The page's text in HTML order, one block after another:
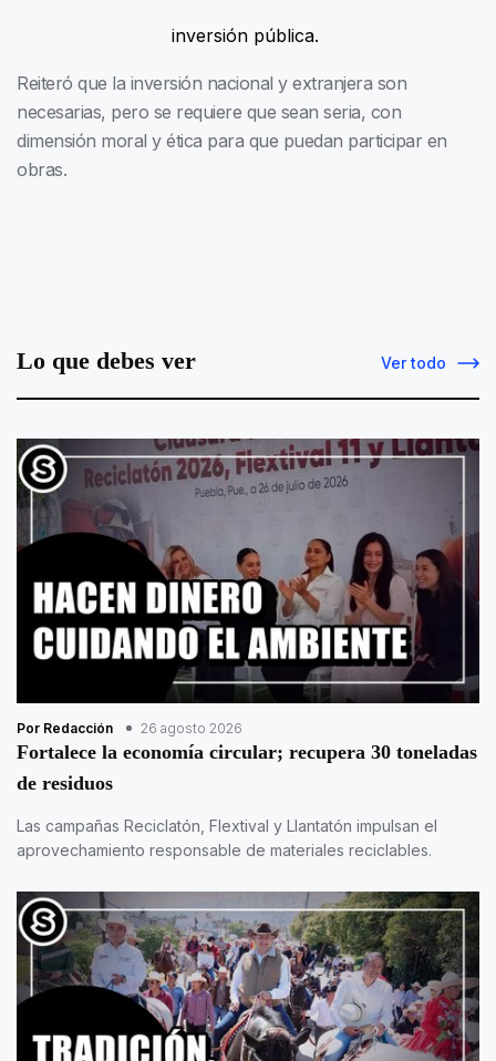
inversión pública.
Reiteró que la inversión nacional y extranjera son
necesarias, pero se requiere que sean seria, con
dimensión moral y ética para que puedan participar en
obras.
Lo que debes ver Ver todo
Por Redacción 26 agosto 2026
Fortalece la economía circular; recupera 30 toneladas
de residuos
Las campañas Reciclatón, Flextival y Llantatón impulsan el
aprovechamiento responsable de materiales reciclables.